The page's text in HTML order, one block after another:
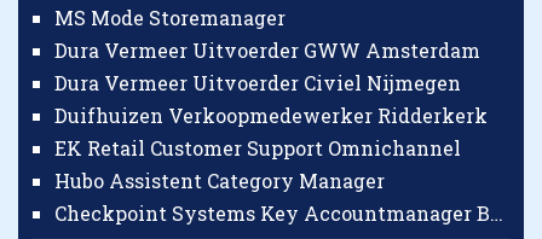
MS Mode Storemanager
Dura Vermeer Uitvoerder GWW Amsterdam
Dura Vermeer Uitvoerder Civiel Nijmegen
Duifhuizen Verkoopmedewerker Ridderkerk
EK Retail Customer Support Omnichannel
Hubo Assistent Category Manager
Checkpoint Systems Key Accountmanager Benelux